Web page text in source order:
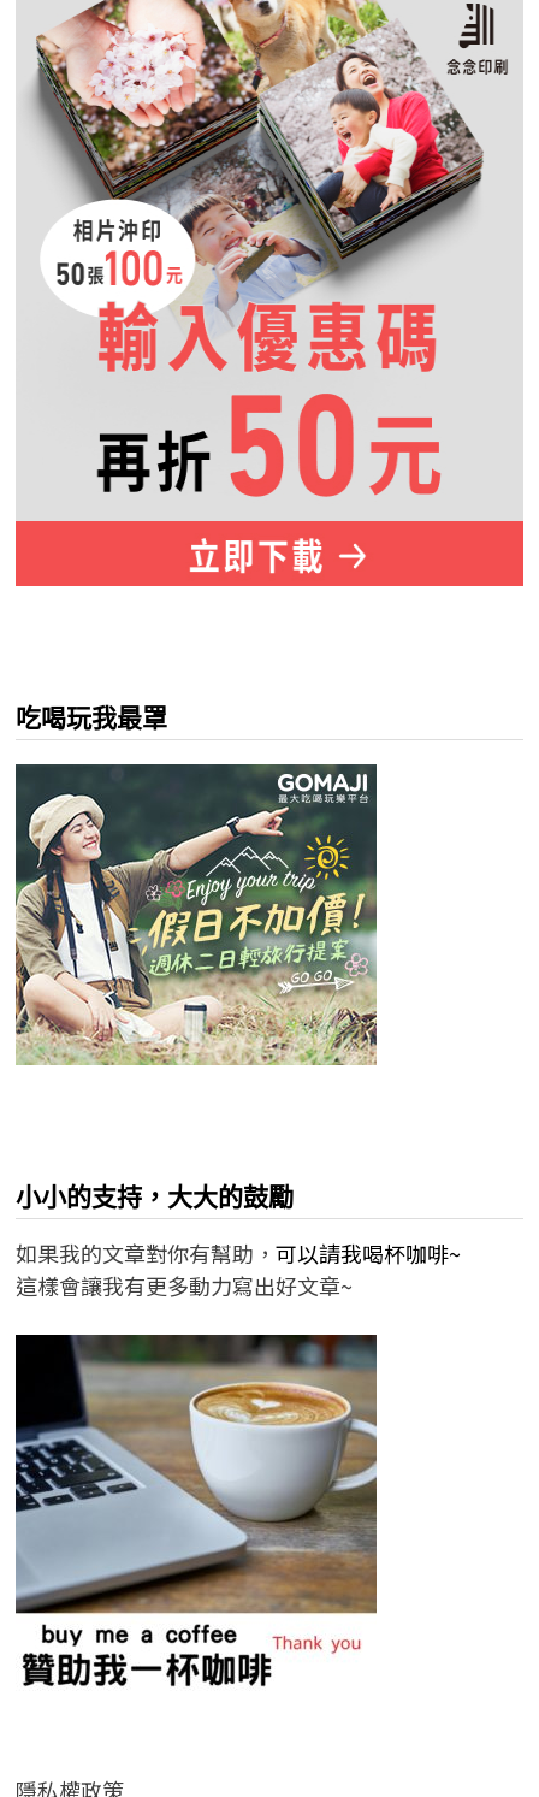
吃喝玩我最罩
小小的支持，大大的鼓勵
如果我的文章對你有幫助， 可以請我喝杯咖啡~
這樣會讓我有更多動力寫出好文章~
隱私權政策